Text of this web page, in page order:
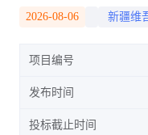
2026-08-06 新疆维
项目编号
发布时间
投标截止时间